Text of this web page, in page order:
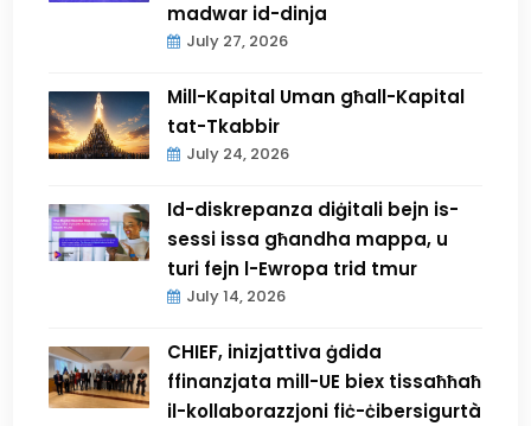
madwar id-dinja
July 27, 2026
Mill-Kapital Uman għall-Kapital
tat-Tkabbir
July 24, 2026
Id-diskrepanza diġitali bejn is-
sessi issa għandha mappa, u
turi fejn l-Ewropa trid tmur
July 14, 2026
CHIEF, inizjattiva ġdida
ffinanzjata mill-UE biex tissaħħaħ
il-kollaborazzjoni fiċ-ċibersigurtà